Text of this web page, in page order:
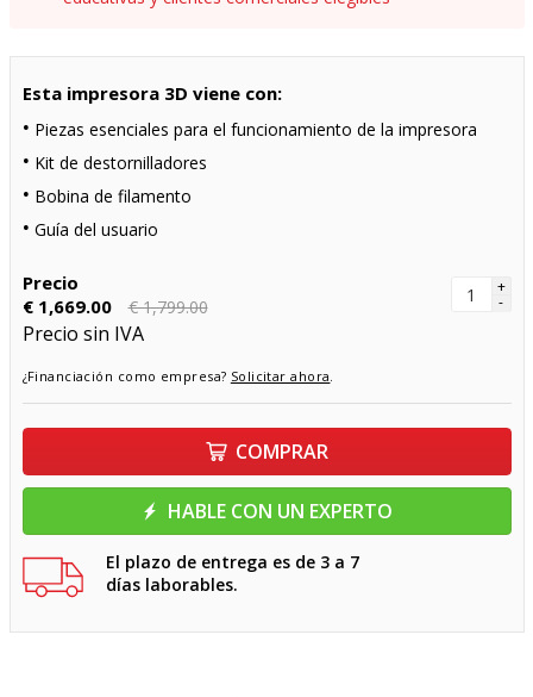
Esta impresora 3D viene con:
Piezas esenciales para el funcionamiento de la impresora
Kit de destornilladores
Bobina de filamento
Guía del usuario
Precio
€ 1,669.00
€ 1,799.00
+
-
Precio sin IVA
¿Financiación como empresa? Solicitar ahora.
COMPRAR
HABLE CON UN EXPERTO
El plazo de entrega es de 3 a 7
días laborables.